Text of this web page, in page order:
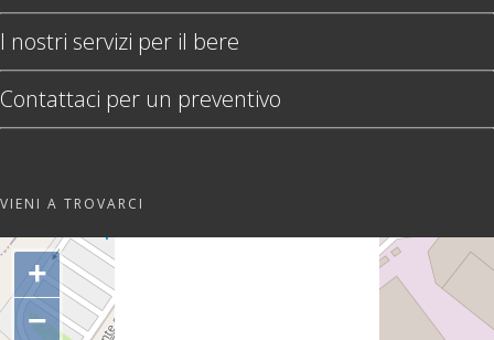
I nostri servizi per il bere
Contattaci per un preventivo
VIENI A TROVARCI
s=d.createElement('scr'+'ipt');
+
−